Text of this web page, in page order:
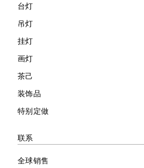
台灯
吊灯
挂灯
画灯
茶己
装饰品
特别定做
联系
全球销售